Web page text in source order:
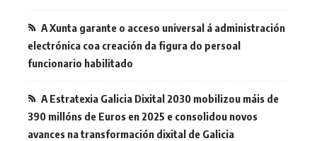
A Xunta garante o acceso universal á administración
electrónica coa creación da figura do persoal
funcionario habilitado
A Estratexia Galicia Dixital 2030 mobilizou máis de
390 millóns de Euros en 2025 e consolidou novos
avances na transformación dixital de Galicia